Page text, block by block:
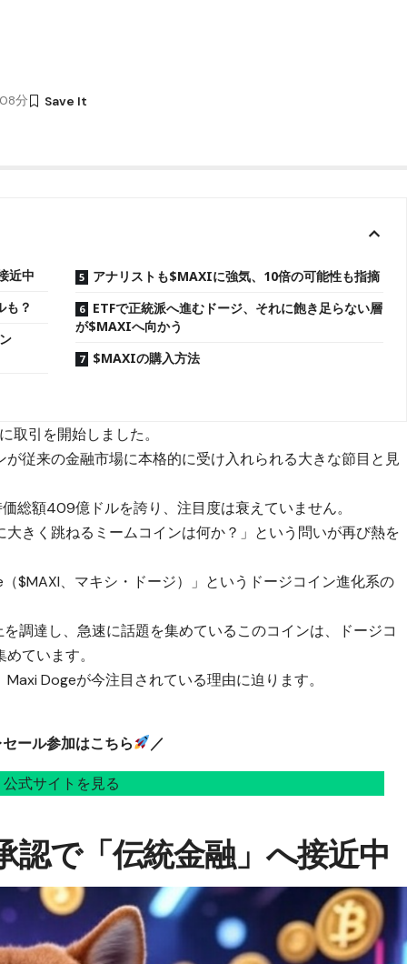
分
近中
も？
アナリストも$MAXIに強気、10倍の可能性も指摘
ETFで正統派へ進むドージ、それに飽き足らない層
が$MAXIへ向かう
$MAXIの購入方法
取引を開始しました。
従来の金融市場に本格的に受け入れられる大きな節目と見
総額409億ドルを誇り、注目度は衰えていません。
きく跳ねるミームコインは何か？」という問いが再び熱を
$MAXI、マキシ・ドージ）」というドージコイン進化系の
調達し、急速に話題を集めているこのコインは、ドージコ
ています。
Dogeが今注目されている理由に迫ります。
ール参加はこちら ／
公式サイトを見る
認で「伝統金融」へ接近中